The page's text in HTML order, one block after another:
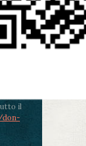
-
al
le
il
don-